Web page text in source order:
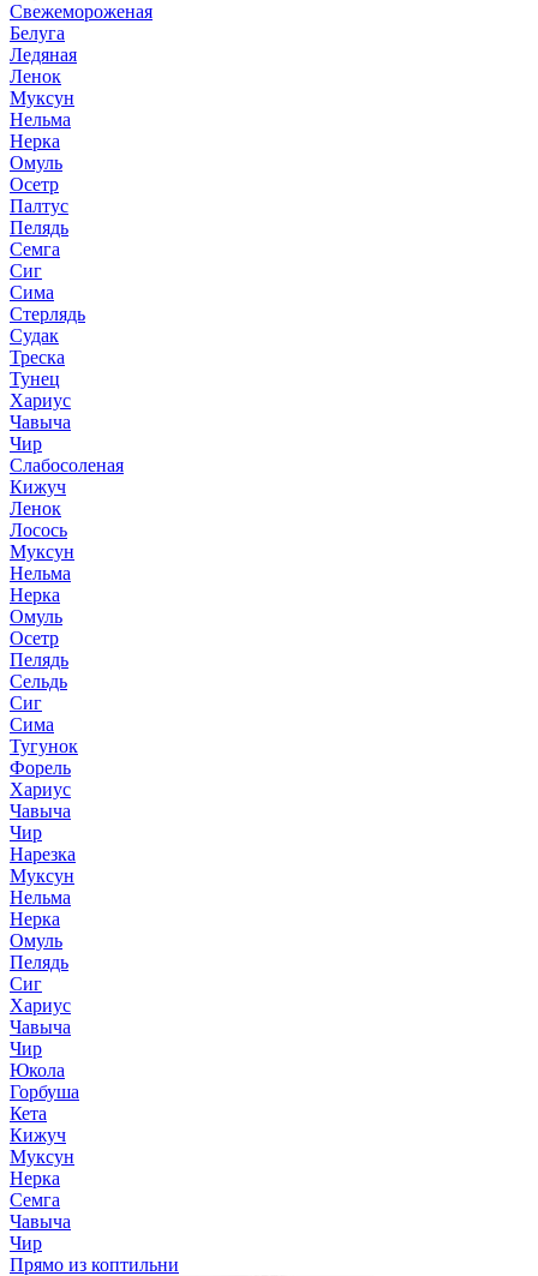
Свежемороженая
Белуга
Ледяная
Ленок
Муксун
Нельма
Нерка
Омуль
Осетр
Палтус
Пелядь
Семга
Сиг
Сима
Стерлядь
Судак
Треска
Тунец
Хариус
Чавыча
Чир
Слабосоленая
Кижуч
Ленок
Лосось
Муксун
Нельма
Нерка
Омуль
Осетр
Пелядь
Сельдь
Сиг
Сима
Тугунок
Форель
Хариус
Чавыча
Чир
Нарезка
Муксун
Нельма
Нерка
Омуль
Пелядь
Сиг
Хариус
Чавыча
Чир
Юкола
Горбуша
Кета
Кижуч
Муксун
Нерка
Семга
Чавыча
Чир
Прямо из коптильни